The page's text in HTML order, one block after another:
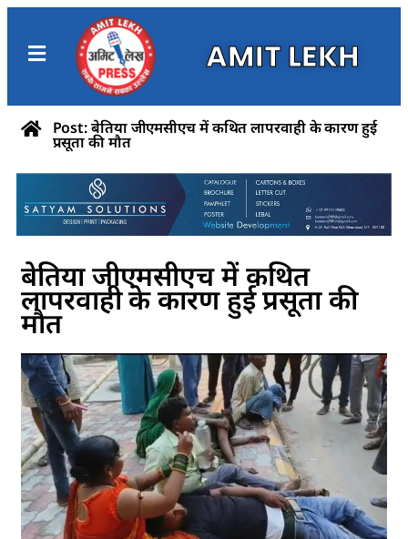
AMIT LEKH
Post: बेतिया जीएमसीएच में कथित लापरवाही के कारण हुई
प्रसूता की मौत
बेतिया जीएमसीएच में कथित
लापरवाही के कारण हुई प्रसूता की
मौत